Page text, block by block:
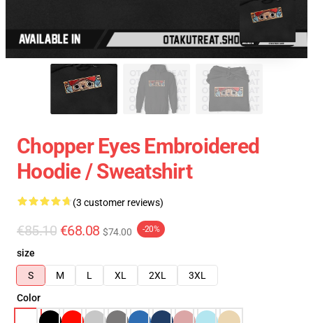
Chopper Eyes Embroidered
Hoodie / Sweatshirt
(3 customer reviews)
€85.10 €68.08 $74.00 -20%
size
S
M L XL 2XL
3XL
Color